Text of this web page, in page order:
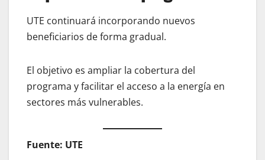
UTE continuará incorporando nuevos
beneficiarios de forma gradual.
El objetivo es ampliar la cobertura del
programa y facilitar el acceso a la energía en
sectores más vulnerables.
Fuente: UTE